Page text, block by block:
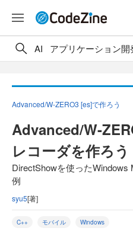
AI アプリケーション開
Advanced/W-ZERO3 [es]で作ろう
Advanced/W-
レコーダを作ろう
DirectShowを使った
例
syu5[著]
C++ モバイル Windows